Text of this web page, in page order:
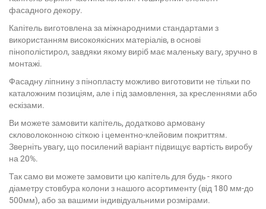
фасадного декору.
Капітель виготовлена за міжнародними стандартами з
використанням високоякісних матеріалів, в основі
пінополістирол, завдяки якому виріб має маленьку вагу, зручно в
монтажі.
Фасадну ліпнину з пінопласту можливо виготовити не тільки по
каталожним позиціям, але і під замовлення, за кресленнями або
ескізами.
Ви можете замовити капітель, додатково армовану
скловолоконною сіткою і цементно-клейовим покриттям.
Зверніть увагу, що посилений варіант підвищує вартість виробу
на 20%.
Так само ви можете замовити цю капітель для будь - якого
діаметру стовбура колони з нашого асортименту (від 180 мм-до
500мм), або за вашими індивідуальними розмірами.